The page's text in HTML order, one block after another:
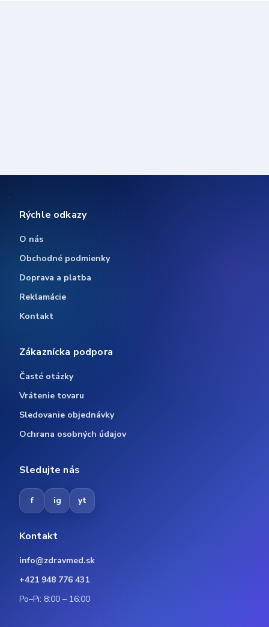
Rýchle odkazy
O nás
Obchodné podmienky
Doprava a platba
Reklamácie
Kontakt
Zákaznícka podpora
Časté otázky
Vrátenie tovaru
Sledovanie objednávky
Ochrana osobných údajov
Sledujte nás
f ig yt
Kontakt
info@zdravmed.sk
+421 948 776 431
Po–Pi: 8:00 – 16:00